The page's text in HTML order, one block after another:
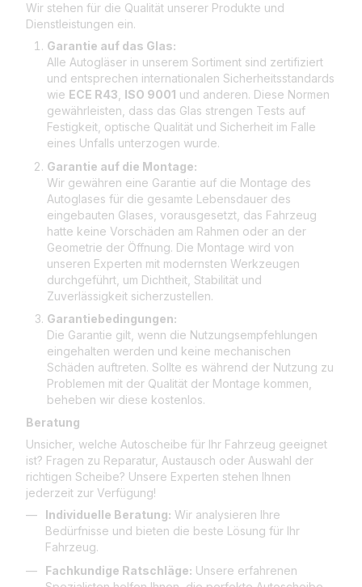
Wir stehen für die Qualität unserer Produkte und
Dienstleistungen ein.
Garantie auf das Glas:
Alle Autogläser in unserem Sortiment sind zertifiziert
und entsprechen internationalen Sicherheitsstandards
wie ECE R43 ISO 9001 und anderen. Diese Normen
gewährleisten, dass das Glas strengen Tests auf
Festigkeit, optische Qualität und Sicherheit im Falle
eines Unfalls unterzogen wurde.
Garantie auf die Montage:
Wir gewähren eine Garantie auf die Montage des
Autoglases für die gesamte Lebensdauer des
eingebauten Glases, vorausgesetzt, das Fahrzeug
hatte keine Vorschäden am Rahmen oder an der
Geometrie der Öffnung. Die Montage wird von
unseren Experten mit modernsten Werkzeugen
durchgeführt, um Dichtheit, Stabilität und
Zuverlässigkeit sicherzustellen.
Garantiebedingungen:
Die Garantie gilt, wenn die Nutzungsempfehlungen
eingehalten werden und keine mechanischen
Schäden auftreten. Sollte es während der Nutzung zu
Problemen mit der Qualität der Montage kommen,
beheben wir diese kostenlos.
Beratung
Unsicher, welche Autoscheibe für Ihr Fahrzeug geeignet
ist? Fragen zu Reparatur, Austausch oder Auswahl der
richtigen Scheibe? Unsere Experten stehen Ihnen
jederzeit zur Verfügung!
Individuelle Beratung: Wir analysieren Ihre
Bedürfnisse und bieten die beste Lösung für Ihr
Fahrzeug.
Fachkundige Ratschläge: Unsere erfahrenen